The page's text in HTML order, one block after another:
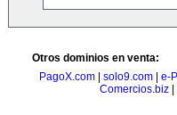
Otros dominios en venta:
PagoX.com
solo9.com e-
Comercios.biz|